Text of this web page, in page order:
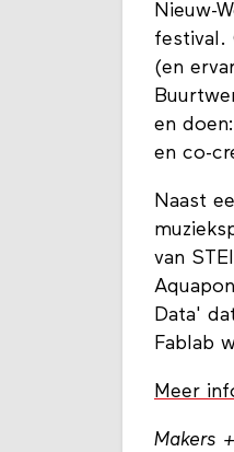
Nieuw-
festival.
(en
en
en co-
Naast
van
Data'
Fablab
Meer
Makers